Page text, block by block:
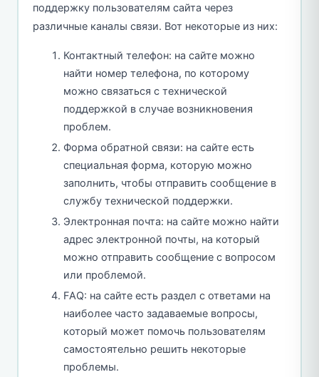
поддержку пользователям сайта через
различные каналы связи. Вот некоторые из них:
Контактный телефон: на сайте можно
найти номер телефона, по которому
можно связаться с технической
поддержкой в случае возникновения
проблем.
Форма обратной связи: на сайте есть
специальная форма, которую можно
заполнить, чтобы отправить сообщение в
службу технической поддержки.
Электронная почта: на сайте можно найти
адрес электронной почты, на который
можно отправить сообщение с вопросом
или проблемой.
FAQ: на сайте есть раздел с ответами на
наиболее часто задаваемые вопросы,
который может помочь пользователям
самостоятельно решить некоторые
проблемы.